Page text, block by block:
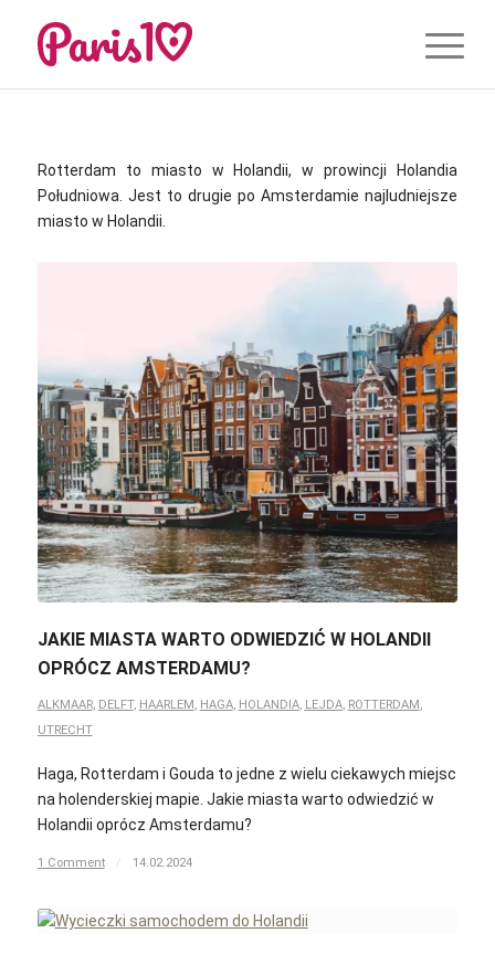
Rotterdam to miasto w Holandii, w prowincji Holandia
Południowa. Jest to drugie po Amsterdamie najludniejsze
miasto w Holandii.
JAKIE MIASTA WARTO ODWIEDZIĆ W HOLANDII
OPRÓCZ AMSTERDAMU?
ALKMAAR, DELFT, HAARLEM HAGA, HOLANDIA, LEJDA, ROTTERDAM
UTRECHT
Haga, Rotterdam i Gouda to jedne z wielu ciekawych miejsc
na holenderskiej mapie. Jakie miasta warto odwiedzić w
Holandii oprócz Amsterdamu?
1 Comment / 14.02.2024